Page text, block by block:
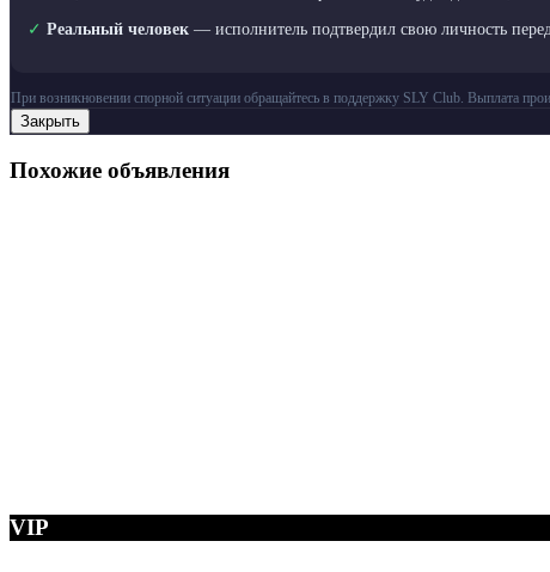
✓ Реальный человек — исполнитель подтвердил свою личность
При возникновении спорной ситуации обращайтесь в поддержку SLY Club. Выплата
Закрыть
Похожие объявления
VIP